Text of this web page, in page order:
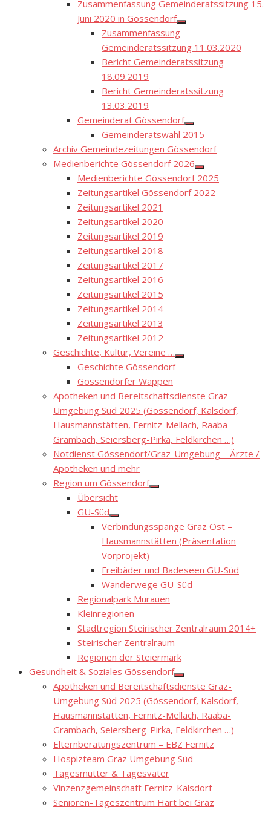
Zusammenfassung Gemeinderatssitzung 15.
Juni 2020 in Gössendorf
Show
menu
Zusammenfassung
Gemeinderatssitzung 11.03.2020
Bericht Gemeinderatssitzung
18.09.2019
Bericht Gemeinderatssitzung
13.03.2019
Gemeinderat Gössendorf
Show
sub
menu
Gemeinderatswahl 2015
Archiv Gemeindezeitungen Gössendorf
Medienberichte Gössendorf 2026
Show
sub
menu
Medienberichte Gössendorf 2025
Zeitungsartikel Gössendorf 2022
Zeitungsartikel 2021
Zeitungsartikel 2020
Zeitungsartikel 2019
Zeitungsartikel 2018
Zeitungsartikel 2017
Zeitungsartikel 2016
Zeitungsartikel 2015
Zeitungsartikel 2014
Zeitungsartikel 2013
Zeitungsartikel 2012
Geschichte, Kultur, Vereine …
Show
Geschichte Gössendorf
Gössendorfer Wappen
Apotheken und Bereitschaftsdienste Graz-
Umgebung Süd 2025 (Gössendorf, Kalsdorf,
Hausmannstätten, Fernitz-Mellach, Raaba-
Grambach, Seiersberg-Pirka, Feldkirchen …)
Notdienst Gössendorf/Graz-Umgebung – Ärzte /
Apotheken und mehr
Region um Gössendorf
Show
Übersicht
GU-Süd
Show
sub
menu
Verbindungsspange Graz Ost –
Hausmannstätten (Präsentation
Vorprojekt)
Freibäder und Badeseen GU-Süd
Wanderwege GU-Süd
Regionalpark Murauen
Kleinregionen
Stadtregion Steirischer Zentralraum 2014+
Steirischer Zentralraum
Regionen der Steiermark
Gesundheit & Soziales Gössendorf
Show
sub
menu
Apotheken und Bereitschaftsdienste Graz-
Umgebung Süd 2025 (Gössendorf, Kalsdorf,
Hausmannstätten, Fernitz-Mellach, Raaba-
Grambach, Seiersberg-Pirka, Feldkirchen …)
Elternberatungszentrum – EBZ Fernitz
Hospizteam Graz Umgebung Süd
Tagesmütter & Tagesväter
Vinzenzgemeinschaft Fernitz-Kalsdorf
Senioren-Tageszentrum Hart bei Graz